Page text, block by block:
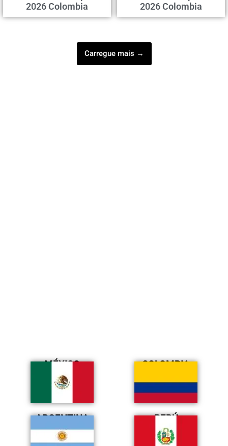
2026 Colombia
2026 Colombia
Carregue mais →
MÉXICO COLOMBIA
ARGENTINA PERÚ